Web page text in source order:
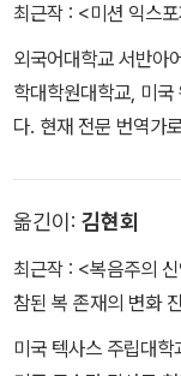
최근작 : <미션 익스
외국어대학교 서반아
학대학원대학교, 미
다. 현재 전문 번역가
나님의 선교』(공역,
옮긴이: 김현회
최근작 : <복음주의
참된 복 존재의 변화
미국 텍사스 주립대